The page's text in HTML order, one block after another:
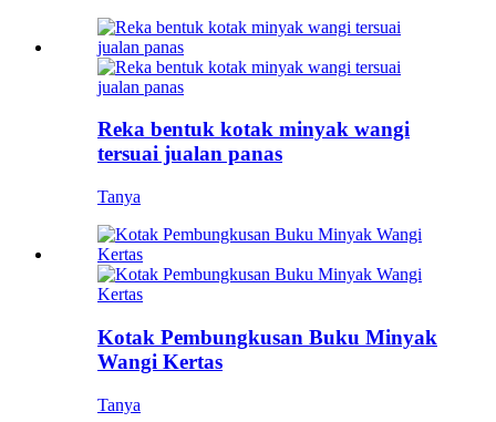
Reka bentuk kotak minyak wangi
tersuai jualan panas
Tanya
Kotak Pembungkusan Buku Minyak
Wangi Kertas
Tanya